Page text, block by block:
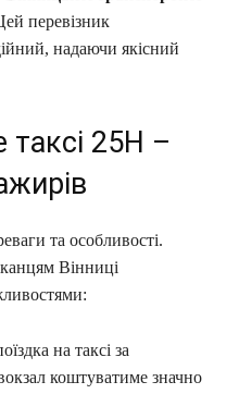
перевізник
надаючи якісний
25Н –
та особливості.
Вінниці
на таксі за
коштуватиме значно